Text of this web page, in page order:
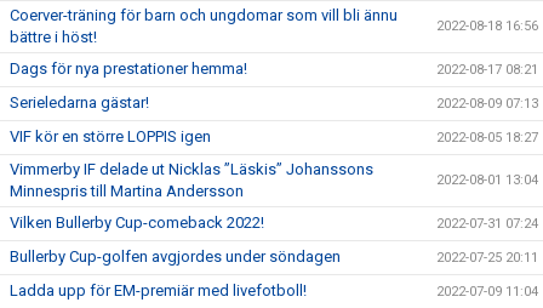
Coerver-träning för barn och ungdomar som vill bli ännu
bättre i höst!
2022-08-18 16:56
Dags för nya prestationer hemma! 2022-08-17 08:21
Serieledarna gästar! 2022-08-09 07:13
VIF kör en större LOPPIS igen 2022-08-05 18:27
Vimmerby IF delade ut Nicklas ”Läskis” Johanssons
Minnespris till Martina Andersson
2022-08-01 13:04
Vilken Bullerby Cup-comeback 2022! 2022-07-31 07:24
Bullerby Cup-golfen avgjordes under söndagen 2022-07-25 20:11
Ladda upp för EM-premiär med livefotboll! 2022-07-09 11:04